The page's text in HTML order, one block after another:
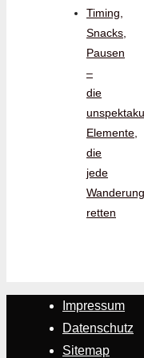
Timing,
Snacks,
Pausen
–
die
Elemente,
die
jede
Wanderung
retten
Impressum
Datenschutz
Sitemap